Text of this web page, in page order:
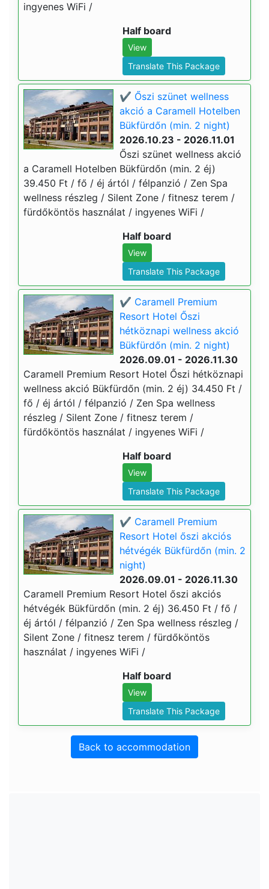
ingyenes WiFi /
Half board
View
Translate This Package
✔️ Őszi szünet wellness
akció a Caramell Hotelben
Bükfürdőn (min. 2 night)
2026.10.23 - 2026.11.01
Őszi szünet wellness akció
a Caramell Hotelben Bükfürdőn (min. 2 éj)
39.450 Ft / fő / éj ártól / félpanzió / Zen Spa
wellness részleg / Silent Zone / fitnesz terem /
fürdőköntös használat / ingyenes WiFi /
Half board
View
Translate This Package
✔️ Caramell Premium
Resort Hotel Őszi
hétköznapi wellness akció
Bükfürdőn (min. 2 night)
2026.09.01 - 2026.11.30
Caramell Premium Resort Hotel Őszi hétköznapi
wellness akció Bükfürdőn (min. 2 éj) 34.450 Ft /
fő / éj ártól / félpanzió / Zen Spa wellness
részleg / Silent Zone / fitnesz terem /
fürdőköntös használat / ingyenes WiFi /
Half board
View
Translate This Package
✔️ Caramell Premium
Resort Hotel őszi akciós
hétvégék Bükfürdőn (min. 2
night)
2026.09.01 - 2026.11.30
Caramell Premium Resort Hotel őszi akciós
hétvégék Bükfürdőn (min. 2 éj) 36.450 Ft / fő /
éj ártól / félpanzió / Zen Spa wellness részleg /
Silent Zone / fitnesz terem / fürdőköntös
használat / ingyenes WiFi /
Half board
View
Translate This Package
Back to accommodation